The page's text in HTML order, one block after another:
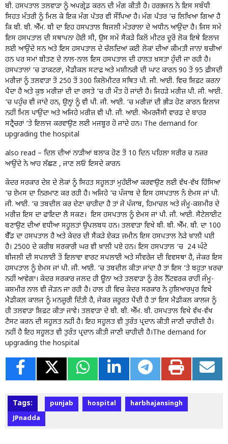
ਬੀ. ਹਸਪਤਾਲ ਤਲਵਾੜਾ ਨੂੰ ਅਪਗ੍ਰੇਡ ਕਰਨ ਦੀ ਮੰਗ ਕੀਤੀ ਹੈ। ਹਰਭਜਨ ਨੇ ਇਸ ਸਬੰਧੀ
ਸਿਹਤ ਮੰਤਰੀ ਨੂੰ ਮਿਲ ਕੇ ਇਕ ਮੰਗ ਪੱਤਰ ਵੀ ਸੌਂਪਿਆ ਹੈ। ਮੰਗ ਪੱਤਰ ‘ਚ ਲਿਖਿਆ ਗਿਆ ਹੈ
ਕਿ ਬੀ. ਬੀ. ਐੱਮ. ਬੀ ਦਾ ਇਹ ਹਸਪਤਾਲ ਬਿਜਲੀ ਮੰਤਰਾਲਾ ਦੇ ਅਧੀਨ ਆਉਂਦਾ ਹੈ। ਜਿਸ ਸਮੇਂ
ਇਸ ਹਸਪਤਾਲ ਦੀ ਸਥਾਪਨਾ ਹੋਈ ਸੀ, ਉਸ ਸਮੇਂ ਸੈਂਕੜੇ ਕਿਲੋਂ ਮੀਟਰ ਦੂਰੋਂ ਲੋਕ ਇਥੇ ਇਲਾਜ
ਲਈ ਆਉਂਦੇ ਸਨ ਅਤੇ ਇਸ ਹਸਪਤਾਲ ਦੇ ਚੱਲਦਿਆਂ ਕਈ ਲੋਕਾਂ ਦੀਆਂ ਕੀਮਤੀ ਜਾਨਾਂ ਬਚੀਆਂ
ਹਨ ਪਰ ਸਮਾਂ ਬੀਤਣ ਦੇ ਨਾਲ-ਨਾਲ ਇਸ ਹਸਪਤਾਲ ਦੀ ਹਾਲਤ ਖ਼ਸਤਾ ਹੁੰਦੀ ਜਾ ਰਹੀ ਹੈ।
ਹਸਪਤਾਲਾਂ ‘ਚ ਡਾਕਟਰਾਂ, ਮੈਡੀਕਲ ਸਟਾਫ਼ ਅਤੇ ਮਸ਼ੀਨਰੀ ਦੀ ਘਾਟ ਕਾਰਨ 90 ਤੋਂ 95 ਫ਼ੀਸਦੀ
ਮਰੀਜ਼ਾਂ ਨੂੰ ਤਲਵਾੜਾ ਤੋਂ 250 ਤੋਂ 300 ਕਿਲੋਮੀਟਰ ਸਥਿਤ ਪੀ. ਜੀ. ਆਈ. ਵਿਚ ਸ਼ਿਫ਼ਟ ਕਰਨਾ
ਪੈਂਦਾ ਹੈ ਅਤੇ ਕੁਝ ਮਰੀਜ਼ਾਂ ਦੀ ਦਾ ਰਸਤੇ ‘ਚ ਹੀ ਮੌਤ ਹੋ ਜਾਂਦੀ ਹੈ। ਜਿਹੜੇ ਮਰੀਜ਼ ਪੀ. ਜੀ. ਆਈ.
‘ਚ ਪਹੁੰਚ ਵੀ ਜਾਂਦੇ ਹਨ, ਉਨ੍ਹਾਂ ਨੂੰ ਵੀ ਪੀ. ਜੀ. ਆਈ. ‘ਚ ਮਰੀਜ਼ਾਂ ਦੀ ਭੀੜ ਹੋਣ ਕਾਰਨ ਇਲਾਜ
ਨਹੀਂ ਮਿਲ ਪਾਉਂਦਾ ਅਤੇ ਅਜਿਹੇ ਮਰੀਜ਼ ਵੀ ਪੀ. ਜੀ. ਆਈ. ਐਮਰਜੈਂਸੀ ਵਾਰਡ ਦੇ ਬਾਹਰ
ਸਟ੍ਰੈਚਰਾਂ ‘ਤੇ ਇਲਾਜ ਕਰਵਾਉਣ ਲਈ ਮਜਬੂਰ ਹੋ ਜਾਂਦੇ ਹਨ। The demand for
upgrading the hospital
also read – ਦਿਲ ਦੀਆਂ ਨਾੜੀਆਂ ਬਲਾਕ ਹੋਣ ਤੋਂ 10 ਦਿਨ ਪਹਿਲਾ ਸਰੀਰ ਚ ਨਜ਼ਰ
ਆਉਂਦੇ ਨੇ ਆਹ ਲੱਛਣ , ਜਾਣ ਲਓ ਇਸਦੇ ਕਾਰਨ
ਕੇਂਦਰ ਸਰਕਾਰ ਦੇਸ਼ ਦੇ ਲੋਕਾਂ ਨੂੰ ਸਿਹਤ ਸਹੂਲਤਾਂ ਮੁਹੱਈਆ ਕਰਵਾਉਣ ਲਈ ਵੱਖ-ਵੱਖ ਹਿੱਸਿਆਂ
‘ਚ ਏਮਸ ਦਾ ਨਿਰਮਾਣ ਕਰ ਰਹੀ ਹੈ। ਅਜਿਹੇ ‘ਚ ਪੰਜਾਬ ਦੇ ਇਸ ਹਸਪਤਾਲ ਨੰ ਏਮਸ ਜਾਂ ਪੀ.
ਜੀ. ਆਈ. ‘ਚ ਤਬਦੀਲ ਕਰ ਦੇਣਾ ਚਾਹੀਦਾ ਹੈ ਤਾਂ ਜੋ ਪੰਜਾਬ, ਹਿਮਾਚਲ ਅਤੇ ਜੰਮੂ-ਕਸ਼ਮੀਰ ਦੇ
ਮਰੀਜ਼ ਇਸ ਦਾ ਫਾਇਦਾ ਲੈ ਸਕਣ। ਇਸ ਹਸਪਤਾਲ ਨੂੰ ਏਮਸ ਜਾਂ ਪੀ. ਜੀ. ਆਈ. ਸੈਟੇਲਾਈਟ
ਬਣਾਉਣ ਦੀਆਂ ਵਧੀਆ ਸਹੂਲਤਾਂ ਉਪਲਬਧ ਹਨ। ਤਲਵਾੜਾ ਵਿਖੇ ਬੀ. ਬੀ. ਐੱਮ. ਬੀ. ਦਾ 100
ਬੈੱਡ ਦਾ ਹਸਪਤਾਲ ਹੈ ਅਤੇ ਕੇਂਦਰ ਦੀ ਸੈਂਕੜੇ ਏਕੜ ਜ਼ਮੀਨ ਇਸ ਹਸਪਤਾਲ ਨੇੜੇ ਖ਼ਾਲੀ ਪਈ
ਹੈ। 2500 ਦੇ ਕਰੀਬ ਸਰਕਾਰੀ ਘਰ ਵੀ ਖ਼ਾਲੀ ਪਏ ਹਨ। ਇਸ ਹਸਪਤਾਲ ‘ਚ 24 ਘੰਟੇ
ਬੀਜਲੀ ਦੀ ਸਪਲਾਈ ਤੋਂ ਇਲਾਵਾ ਵਾਰਟ ਸਪਲਾਈ ਅਤੇ ਸੀਵਰੇਜ ਦੀ ਵਿਵਸਥਾ ਹੈ, ਜੇਕਰ ਇਸ
ਹਸਪਤਾਲ ਨੂੰ ਏਮਸ ਜਾਂ ਪੀ. ਜੀ. ਆਈ. ‘ਚ ਤਬਦੀਲ ਕੀਤਾ ਜਾਂਦਾ ਹੈ ਤਾਂ ਇਸ ‘ਤੇ ਬਹੁਤਾ ਖ਼ਰਚਾ
ਨਹੀਂ ਆਵੇਗਾ। ਕੇਂਦਰ ਸਰਕਾਰ ਜਲਦ ਹੀ ਊਨਾ ਅਤੇ ਤਲਵਾੜਾ ਨੂੰ ਰੇਲ ਨੈੱਟਵਰਕ ਰਾਹੀਂ ਜੰਮੂ-
ਕਸ਼ਮੀਰ ਨਾਲ ਵੀ ਜੋੜਨ ਜਾ ਰਹੀ ਹੈ। ਹਾਲ ਹੀ ਵਿਚ ਕੇਂਦਰ ਸਰਕਾਰ ਨੇ ਹੁਸ਼ਿਆਰਪੁਰ ਵਿਖੇ
ਮੈਡੀਕਲ ਕਾਲਜ ਨੂੰ ਮਨਜ਼ੂਰੀ ਦਿੱਤੀ ਹੈ, ਜੇਕਰ ਜ਼ਰੂਰਤ ਪੈਂਦੀ ਹੈ ਤਾਂ ਇਸ ਮੈਡੀਕਲ ਕਾਲਜ ਨੂੰ
ਹੀ ਤਲਵਾੜਾ ਸ਼ਿਫ਼ਟ ਕੀਤਾ ਜਾਵੇ। ਤਲਵਾੜਾ ਦੇ ਬੀ. ਬੀ. ਐੱਮ. ਬੀ. ਹਸਪਤਾਲ ਵਿਖੇ ਵੱਖ-ਵੱਖ
ਟੈਸਟ ਕਰਨ ਦੀ ਸਹੂਲਤ ਨਹੀਂ ਹੈ। ਇਹ ਸਹੂਲਤ ਵੀ ਤੁਰੰਤ ਪ੍ਰਦਾਨ ਕੀਤੀ ਜਾਣੀ ਚਾਹੀਦੀ ਹੈ।
ਨਹੀਂ ਹੈ ਇਹ ਸਹੂਲਤ ਵੀ ਤੁਰੰਤ ਪ੍ਰਦਾਨ ਕੀਤੀ ਜਾਣੀ ਚਾਹੀਦੀ ਹੈ।The demand for
upgrading the hospital
Tags: punjab hospital
harbhajansingh
JPnadda